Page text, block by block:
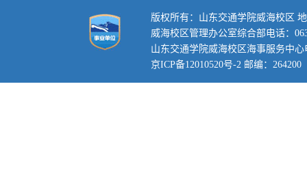
版权所有：山东交通学院威海校区
威海校区管理办公室综合部电话：
山东交通学院威海校区海事服务中心
京ICP备12010520号-2 邮编：264200